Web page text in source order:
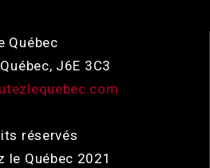
Québec
J6E 3C3
réservés
le Québec 2021